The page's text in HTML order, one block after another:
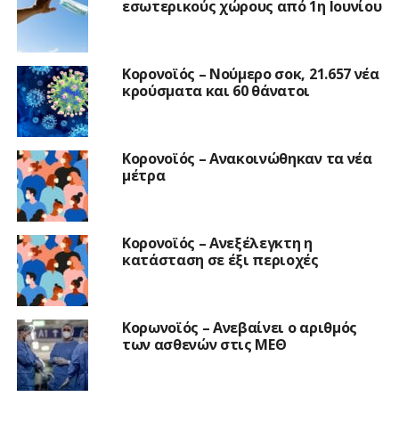
εσωτερικούς χώρους από 1η Ιουνίου
Κορονοϊός – Νούμερο σοκ, 21.657 νέα
κρούσματα και 60 θάνατοι
Κορονοϊός – Ανακοινώθηκαν τα νέα
μέτρα
Κορονοϊός – Ανεξέλεγκτη η
κατάσταση σε έξι περιοχές
Κορωνοϊός – Aνεβαίνει ο αριθμός
των ασθενών στις ΜΕΘ